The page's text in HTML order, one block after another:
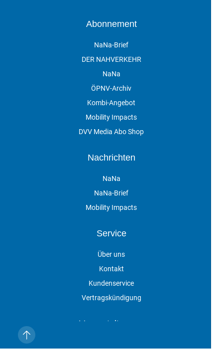
Abonnement
NaNa-Brief
DER NAHVERKEHR
NaNa
ÖPNV-Archiv
Kombi-Angebot
Mobility Impacts
DVV Media Abo Shop
Nachrichten
NaNa
NaNa-Brief
Mobility Impacts
Service
Über uns
Kontakt
Kundenservice
Vertragskündigung
Veranstaltungen